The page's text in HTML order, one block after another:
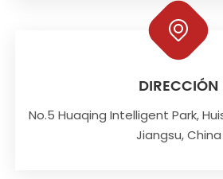
DIRECCIÓN
No.5 Huaqing Intelligent Park,
Jiangsu, China